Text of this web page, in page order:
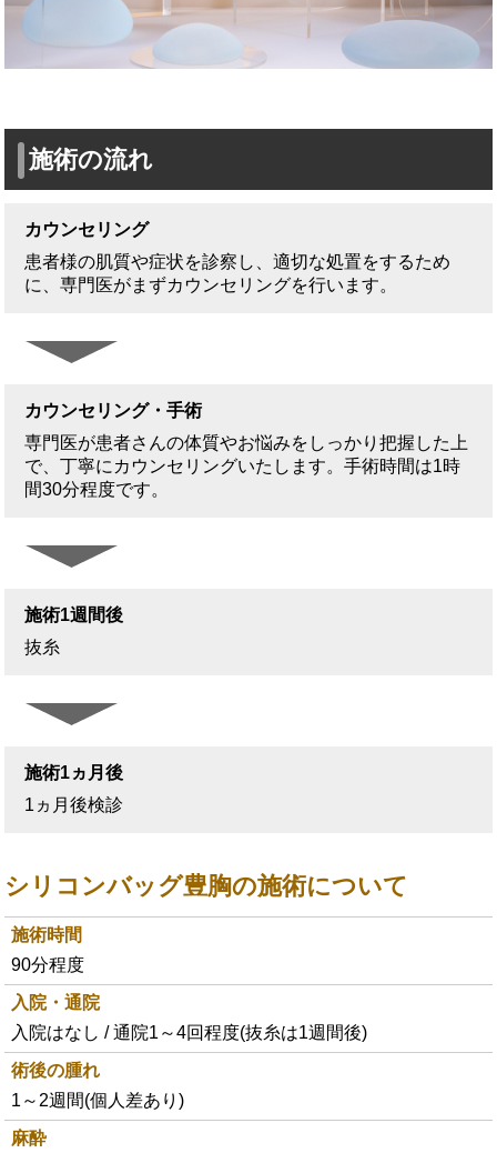
施術の流れ
カウンセリング
患者様の肌質や症状を診察し、適切な処置をするため
に、専門医がまずカウンセリングを行います。
カウンセリング・手術
専門医が患者さんの体質やお悩みをしっかり把握した上
で、丁寧にカウンセリングいたします。手術時間は1時
間30分程度です。
施術1週間後
抜糸
施術1ヵ月後
1ヵ月後検診
シリコンバッグ豊胸の施術について
施術時間
90分程度
入院・通院
入院はなし / 通院1～4回程度(抜糸は1週間後)
術後の腫れ
1～2週間(個人差あり)
麻酔